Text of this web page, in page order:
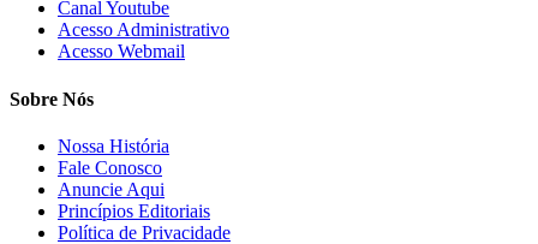
Canal Youtube
Acesso Administrativo
Acesso Webmail
Sobre Nós
Nossa História
Fale Conosco
Anuncie Aqui
Princípios Editoriais
Política de Privacidade